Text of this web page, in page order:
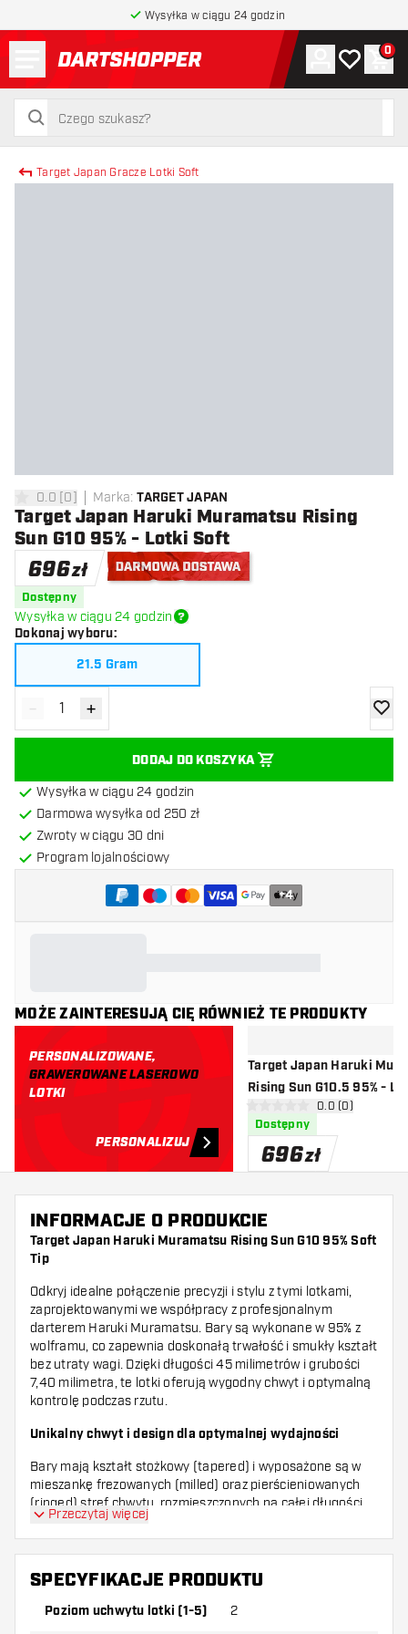
Wysyłka w ciągu 24 godzin
powrót do strony głównej
szukaj
szukaj
Konto
Moja lista
0
Target Japan Gracze Lotki Soft
0 gwiazdki oceny
0.0 [0] Marka: TARGET JAPAN
Target Japan Haruki Muramatsu Rising
Sun G10 95% - Lotki Soft
696zł
Dostępny
Wysyłka w ciągu 24 godzin
Dokonaj wyboru:
21.5 Gram
Zmniejsz ilość
- Zwiększ ilość
+
DODAJ DO KOSZYKA
Wysyłka w ciągu 24 godzin
Darmowa wysyłka od 250 zł
Zwroty w ciągu 30 dni
Program lojalnościowy
+4
MOŻE ZAINTERESUJĄ CIĘ RÓWNIEŻ TE PRODUKTY
PERSONALIZOWANE,
GRAWEROWANE LASEROWO
LOTKI
PERSONALIZUJ
Target Japan Haruki
Rising Sun G10.5 95% -
otwórz panel
0 gwiazdki oceny0.0 (0)
Dostępny
696zł
INFORMACJE O PRODUKCIE
Target Japan Haruki Muramatsu Rising Sun G10 95% Soft
Tip
Odkryj idealne połączenie precyzji i stylu z tymi lotkami,
zaprojektowanymi we współpracy z profesjonalnym
darterem Haruki Muramatsu. Bary są wykonane w 95% z
wolframu, co zapewnia doskonałą trwałość i smukły kształt
bez utraty wagi. Dzięki długości 45 milimetrów i grubości
7,40 milimetra, te lotki oferują wygodny chwyt i optymalną
kontrolę podczas rzutu.
Unikalny chwyt i design dla optymalnej wydajności
Bary mają kształt stożkowy (tapered) i wyposażone są w
mieszankę frezowanych (milled) oraz pierścieniowanych
(ringed) stref chwytu, rozmieszczonych na całej długości
bary. Zapewnia to wszechstronny chwyt odpowiedni dla
różnych technik rzutu. Nosek bary jest okrągły z
pierścieniowanym chwytem, co daje dodatkową stabilność
przy celowaniu. Dzięki wyważeniu z tyłu (back weighted)
kontrolowany rzut.
Przeczytaj więcej
SPECYFIKACJE PRODUKTU
Poziom uchwytu lotki (1-5) 2